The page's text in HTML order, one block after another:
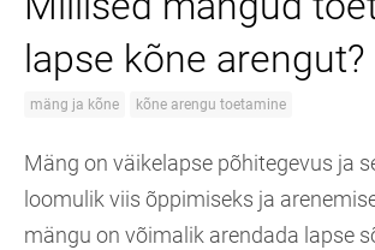
lapse kõne arengut?
mäng ja kõne kõne arengu toetamine
Mäng on väikelapse põhitegevus ja
loomulik viis õppimiseks ja
mängu on võimalik arendada lapse